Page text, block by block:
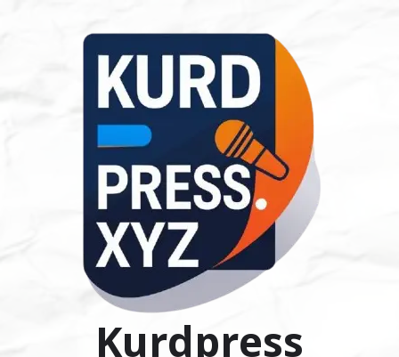
Kurdpress